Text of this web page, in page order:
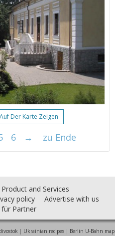
Auf Der Karte Zeigen
6 → zu Ende
Product and Services
policy
Advertise with us
Partner
| Ukrainian recipes| Berlin U-Bahn map